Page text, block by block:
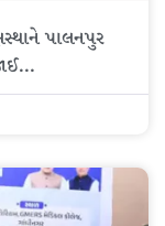
પાલનપુર